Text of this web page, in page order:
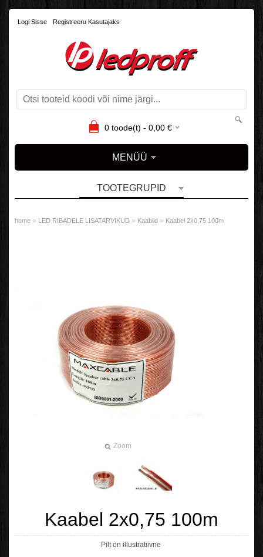
Logi Sisse Registreeru Kasutajaks
0toode(t) - 0,00€
MENÜÜ
TOOTEGRUPID
home » LED RIBADELE LISATARVIKUD » Kaablid » Kaabel 2x0,75 100m
Zoom
Kaabel 2x0,75 100m
Pilt on illustratiivne